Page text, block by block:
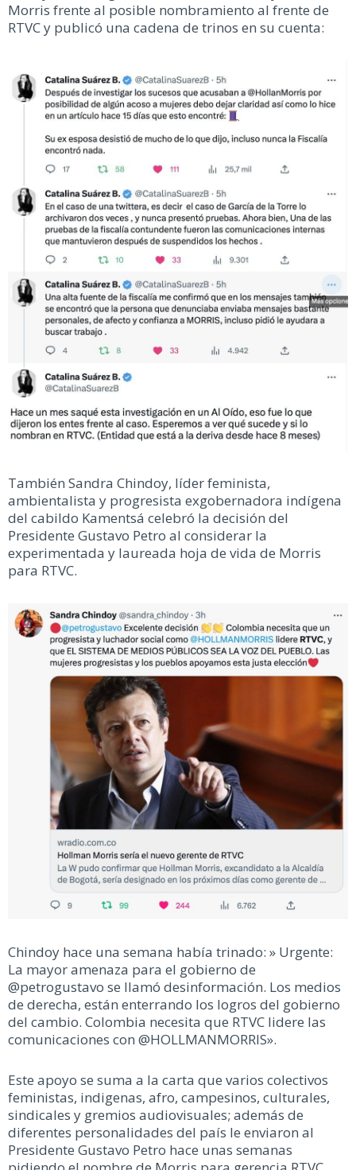
Morris frente al posible nombramiento al frente de
RTVC y publicó una cadena de trinos en su cuenta:
También Sandra Chindoy, líder feminista,
ambientalista y progresista exgobernadora indígena
del cabildo Kamentsá celebró la decisión del
Presidente Gustavo Petro al considerar la
experimentada y laureada hoja de vida de Morris
para RTVC.
Chindoy hace una semana había trinado: » Urgente:
La mayor amenaza para el gobierno de
@petrogustavo se llamó desinformación. Los medios
de derecha, están enterrando los logros del gobierno
del cambio. Colombia necesita que RTVC lidere las
comunicaciones con @HOLLMANMORRIS».
Este apoyo se suma a la carta que varios colectivos
feministas, indigenas, afro, campesinos, culturales,
sindicales y gremios audiovisuales; además de
diferentes personalidades del país le enviaron al
Presidente Gustavo Petro hace unas semanas